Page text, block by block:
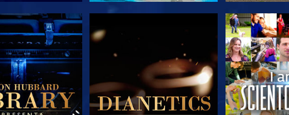
A SÉRIE EXPLORE A SÉRIE